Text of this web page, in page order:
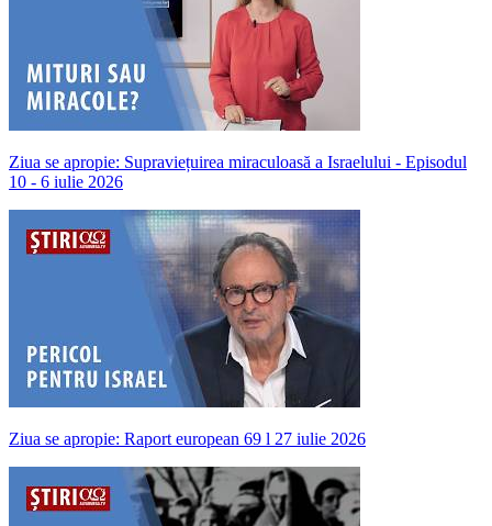
Ziua se apropie: Supraviețuirea miraculoasă a Israelului - Episodul
10 - 6 iulie 2026
Ziua se apropie: Raport european 69 l 27 iulie 2026